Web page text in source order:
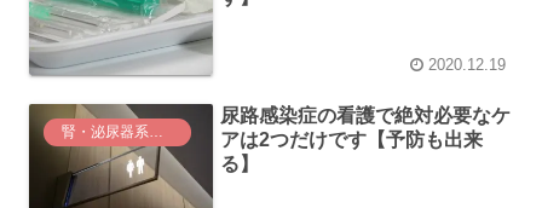
2020.12.19
尿路感染症の看護で絶対必要なケ
アは2つだけです【予防も出来
る】